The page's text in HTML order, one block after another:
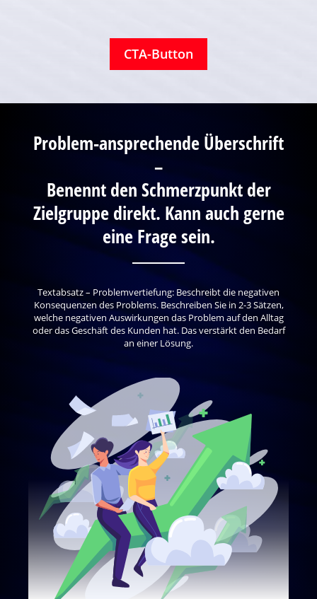
CTA-Button
Problem-ansprechende Überschrift
–
Benennt den Schmerzpunkt der
Zielgruppe direkt. Kann auch gerne
eine Frage sein.
Textabsatz – Problemvertiefung: Beschreibt die negativen
Konsequenzen des Problems. Beschreiben Sie in 2-3 Sätzen,
welche negativen Auswirkungen das Problem auf den Alltag
oder das Geschäft des Kunden hat. Das verstärkt den Bedarf
an einer Lösung.